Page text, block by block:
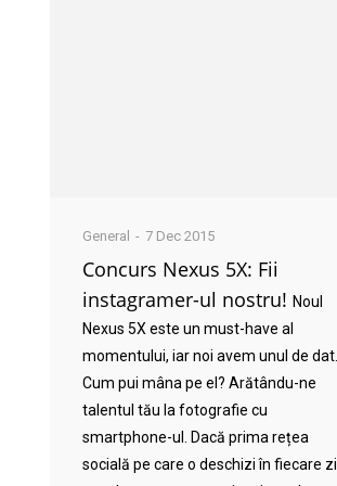
General 7 Dec 2015
Concurs Nexus 5X: Fii
instagramer-ul nostru! Noul
Nexus 5X este un must-have al
momentului, iar noi avem unul de dat.
Cum pui mâna pe el? Arătându-ne
talentul tău la fotografie cu
smartphone-ul. Dacă prima rețea
socială pe care o deschizi în fiecare zi